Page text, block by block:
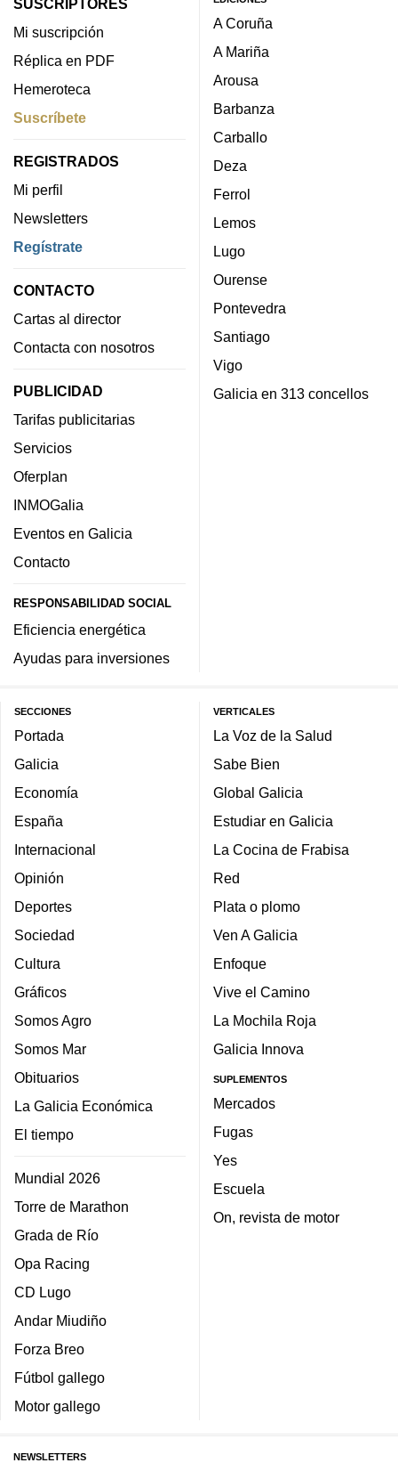
SUSCRIPTORES
Mi suscripción
Réplica en PDF
Hemeroteca
Suscríbete
REGISTRADOS
Mi perfil
Newsletters
Regístrate
CONTACTO
Cartas al director
Contacta con nosotros
PUBLICIDAD
Tarifas publicitarias
Servicios
Oferplan
INMOGalia
Eventos en Galicia
Contacto
RESPONSABILIDAD SOCIAL
Eficiencia energética
Ayudas para inversiones
A Coruña
A Mariña
Arousa
Barbanza
Carballo
Deza
Ferrol
Lemos
Lugo
Ourense
Pontevedra
Santiago
Vigo
Galicia en 313 concellos
SECCIONES
Portada
Galicia
Economía
España
Internacional
Opinión
Deportes
Sociedad
Cultura
Gráficos
Somos Agro
Somos Mar
Obituarios
La Galicia Económica
El tiempo
Mundial 2026
Torre de Marathon
Grada de Río
Opa Racing
CD Lugo
Andar Miudiño
Forza Breo
Fútbol gallego
Motor gallego
VERTICALES
La Voz de la Salud
Sabe Bien
Global Galicia
Estudiar en Galicia
La Cocina de Frabisa
Red
Plata o plomo
Ven A Galicia
Enfoque
Vive el Camino
La Mochila Roja
Galicia Innova
SUPLEMENTOS
Mercados
Fugas
Yes
Escuela
On, revista de motor
NEWSLETTERS